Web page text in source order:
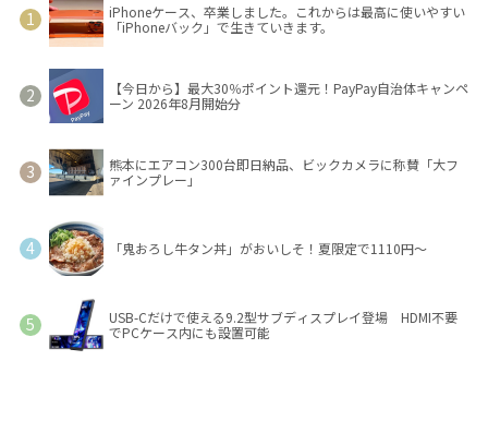
iPhoneケース、卒業しました。これからは最高に使いやすい
「iPhoneバック」で生きていきます。
【今日から】最大30％ポイント還元！PayPay自治体キャンペ
ーン 2026年8月開始分
熊本にエアコン300台即日納品、ビックカメラに称賛「大フ
ァインプレー」
「鬼おろし牛タン丼」がおいしそ！夏限定で1110円～
USB-Cだけで使える9.2型サブディスプレイ登場 HDMI不要
でPCケース内にも設置可能